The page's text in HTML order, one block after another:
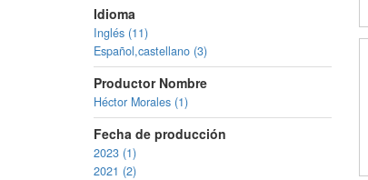
Idioma
Inglés (11)
Español,castellano (3)
Productor Nombre
Héctor Morales (1)
Fecha de producción
2023 (1)
2021 (2)